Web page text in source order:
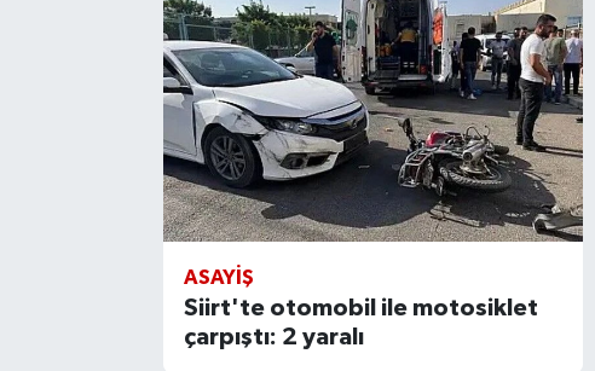
ASAYIŞ
Siirt'te otomobil ile motosiklet
çarpıştı: 2 yaralı